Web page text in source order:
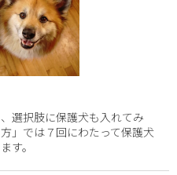
選択肢に保護犬も入れてみ
」では７回にわたって保護犬
す。